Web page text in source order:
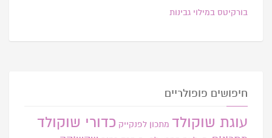
בורקיטס במילוי גבינות
חיפושים פופולריים
עוגת שוקולד מתכון לפנקייק כדורי שוקולד